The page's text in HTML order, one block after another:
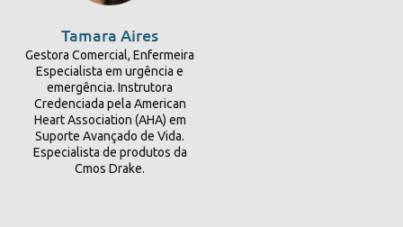
Tamara Aires
Gestora Comercial, Enfermeira
Especialista em urgência e
emergência. Instrutora
Credenciada pela American
Heart Association (AHA) em
Suporte Avançado de Vida.
Especialista de produtos da
Cmos Drake.